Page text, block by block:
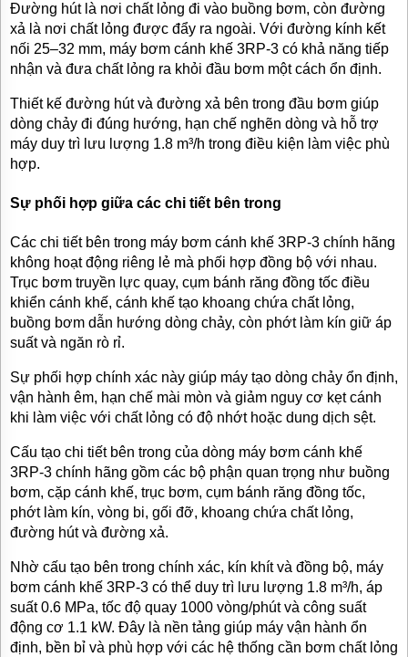
Đường hút là nơi chất lỏng đi vào buồng bơm, còn đường
xả là nơi chất lỏng được đẩy ra ngoài. Với đường kính kết
nối 25–32 mm, máy bơm cánh khế 3RP-3 có khả năng tiếp
nhận và đưa chất lỏng ra khỏi đầu bơm một cách ổn định.
Thiết kế đường hút và đường xả bên trong đầu bơm giúp
dòng chảy đi đúng hướng, hạn chế nghẽn dòng và hỗ trợ
máy duy trì lưu lượng 1.8 m³/h trong điều kiện làm việc phù
hợp.
Sự phối hợp giữa các chi tiết bên trong
Các chi tiết bên trong máy bơm cánh khế 3RP-3 chính hãng
không hoạt động riêng lẻ mà phối hợp đồng bộ với nhau.
Trục bơm truyền lực quay, cụm bánh răng đồng tốc điều
khiển cánh khế, cánh khế tạo khoang chứa chất lỏng,
buồng bơm dẫn hướng dòng chảy, còn phớt làm kín giữ áp
suất và ngăn rò rỉ.
Sự phối hợp chính xác này giúp máy tạo dòng chảy ổn định,
vận hành êm, hạn chế mài mòn và giảm nguy cơ kẹt cánh
khi làm việc với chất lỏng có độ nhớt hoặc dung dịch sệt.
Cấu tạo chi tiết bên trong của dòng máy bơm cánh khế
3RP-3 chính hãng gồm các bộ phận quan trọng như buồng
bơm, cặp cánh khế, trục bơm, cụm bánh răng đồng tốc,
phớt làm kín, vòng bi, gối đỡ, khoang chứa chất lỏng,
đường hút và đường xả.
Nhờ cấu tạo bên trong chính xác, kín khít và đồng bộ, máy
bơm cánh khế 3RP-3 có thể duy trì lưu lượng 1.8 m³/h, áp
suất 0.6 MPa, tốc độ quay 1000 vòng/phút và công suất
động cơ 1.1 kW. Đây là nền tảng giúp máy vận hành ổn
định, bền bỉ và phù hợp với các hệ thống cần bơm chất lỏng